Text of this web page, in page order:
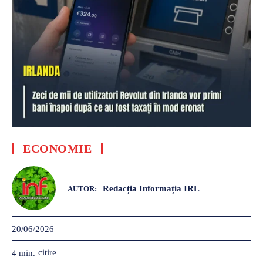
ECONOMIE
AUTOR: Redacția Informația IRL
20/06/2026
4 min. citire